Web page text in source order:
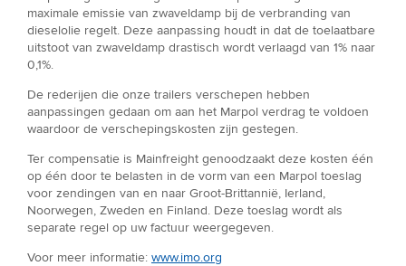
maximale emissie van zwaveldamp bij de verbranding van
dieselolie regelt. Deze aanpassing houdt in dat de toelaatbare
uitstoot van zwaveldamp drastisch wordt verlaagd van 1% naar
0,1%.
De rederijen die onze trailers verschepen hebben
aanpassingen gedaan om aan het Marpol verdrag te voldoen
waardoor de verschepingskosten zijn gestegen.
Ter compensatie is Mainfreight genoodzaakt deze kosten één
op één door te belasten in de vorm van een Marpol toeslag
voor zendingen van en naar Groot-Brittannië, Ierland,
Noorwegen, Zweden en Finland. Deze toeslag wordt als
separate regel op uw factuur weergegeven.
Voor meer informatie: www.imo.org